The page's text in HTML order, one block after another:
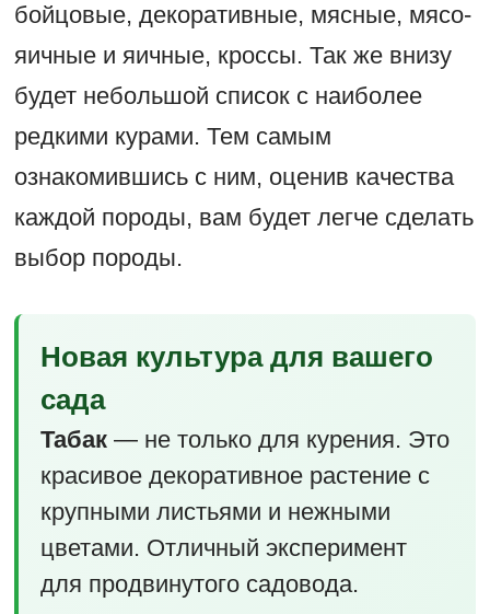
бойцовые, декоративные, мясные, мясо-
яичные и яичные, кроссы. Так же внизу
будет небольшой список с наиболее
редкими курами. Тем самым
ознакомившись с ним, оценив качества
каждой породы, вам будет легче сделать
выбор породы.
Новая культура для вашего
сада
Табак— не только для курения. Это
красивое декоративное растение с
крупными листьями и нежными
цветами. Отличный эксперимент
для продвинутого садовода.